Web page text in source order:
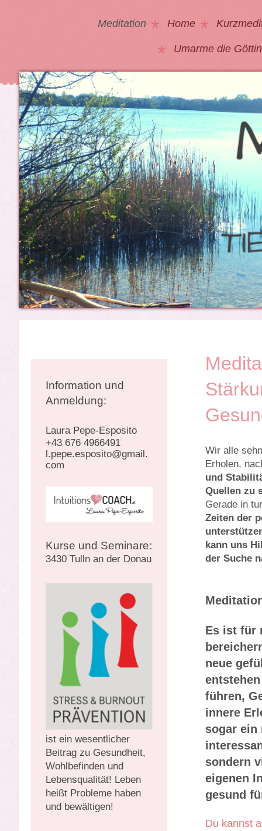
Meditation Home
Umarme die
Wir alle
Erholen,
und
Quellen zu
Gerade in
Zeiten der
kann uns
der Suche
Es ist für
neue
führen,
innere
sogar ein
sondern
eigenen
gesund
Du kannst
Information und
Anmeldung:
Laura Pepe-Esposito
+43 676 4966491
l.pepe.esposito@gmail.
com
Kurse und Seminare:
3430 Tulln an der Donau
ist ein wesentlicher
Beitrag zu Gesundheit,
Wohlbefinden und
Lebensqualität! Leben
heißt Probleme haben
und bewältigen!